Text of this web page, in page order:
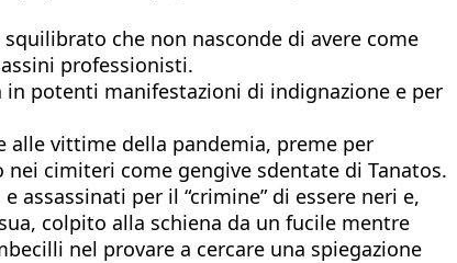
che non nasconde di avere come
professionisti.
potenti manifestazioni di indignazione e per
alle vittime della pandemia, preme per
cimiteri come gengive sdentate di Tanatos.
per il “crimine” di essere neri e,
colpito alla schiena da un fucile mentre
nel provare a cercare una spiegazione